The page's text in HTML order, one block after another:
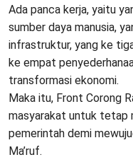
Ada panca kerja, yaitu
sumber daya manusia,
infrastruktur, yang ke
ke empat
transformasi ekonomi.
Maka itu, Front Corong
masyarakat untuk tetap
pemerintah demi
Ma’ruf.